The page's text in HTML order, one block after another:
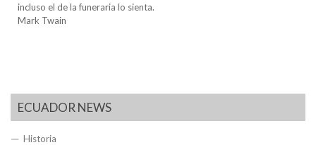
incluso el de la funeraria lo sienta.
Mark Twain
ECUADOR NEWS
Historia